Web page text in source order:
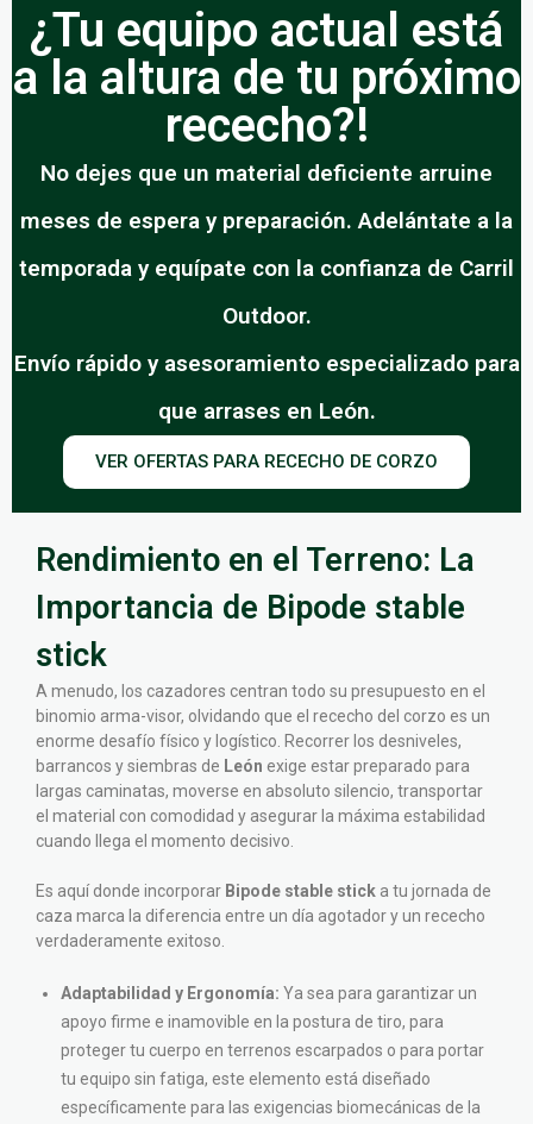
¿Tu equipo actual está
a la altura de tu próximo
rececho?!
No dejes que un material deficiente arruine
meses de espera y preparación. Adelántate a la
temporada y equípate con la confianza de Carril
Outdoor.
Envío rápido y asesoramiento especializado para
que arrases en León.
VER OFERTAS PARA RECECHO DE CORZO
Rendimiento en el Terreno: La
Importancia de Bipode stable
stick
A menudo, los cazadores centran todo su presupuesto en el
binomio arma-visor, olvidando que el rececho del corzo es un
enorme desafío físico y logístico. Recorrer los desniveles,
barrancos y siembras de León exige estar preparado para
largas caminatas, moverse en absoluto silencio, transportar
el material con comodidad y asegurar la máxima estabilidad
cuando llega el momento decisivo.
Es aquí donde incorporar Bipode stable stick a tu jornada de
caza marca la diferencia entre un día agotador y un rececho
verdaderamente exitoso.
Adaptabilidad y Ergonomía: Ya sea para garantizar un
apoyo firme e inamovible en la postura de tiro, para
proteger tu cuerpo en terrenos escarpados o para portar
tu equipo sin fatiga, este elemento está diseñado
específicamente para las exigencias biomecánicas de la